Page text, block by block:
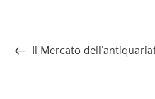
Il Mercato